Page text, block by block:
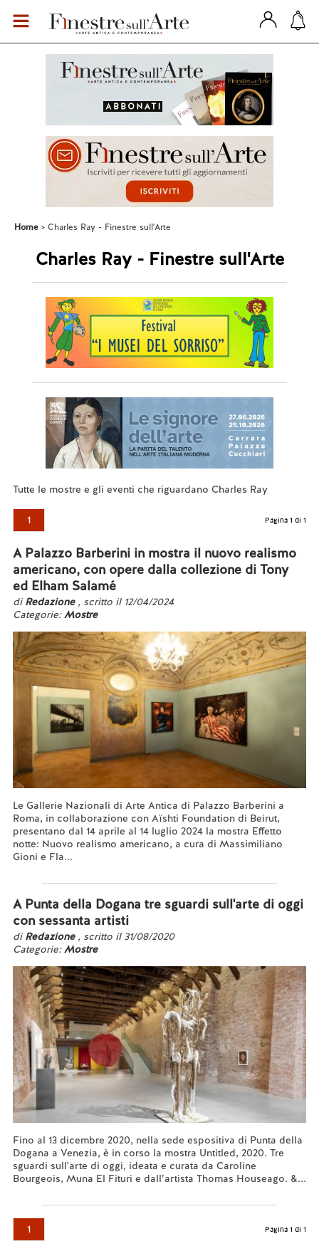
Home Charles Ray - Finestre sull'Arte
Charles Ray - Finestre sull'Arte
Tutte le mostre e gli eventi che riguardano Charles Ray
1 Pagina 1 di 1
A Palazzo Barberini in mostra il nuovo realismo
americano, con opere dalla collezione di Tony
ed Elham Salamé
di Redazione , scritto il 12/04/2024
Categorie:Mostre
Le Gallerie Nazionali di Arte Antica di Palazzo Barberini a
Roma, in collaborazione con Aïshti Foundation di Beirut,
presentano dal 14 aprile al 14 luglio 2024 la mostra Effetto
notte: Nuovo realismo americano, a cura di Massimiliano
Gioni e Fla...
A Punta della Dogana tre sguardi sull'arte di oggi
con sessanta artisti
di Redazione , scritto il 31/08/2020
Categorie:Mostre
Fino al 13 dicembre 2020, nella sede espositiva di Punta della
Dogana a Venezia, è in corso la mostra Untitled, 2020. Tre
sguardi sull'arte di oggi, ideata e curata da Caroline
Bourgeois, Muna El Fituri e dall’artista Thomas Houseago. &...
1 Pagina 1 di 1